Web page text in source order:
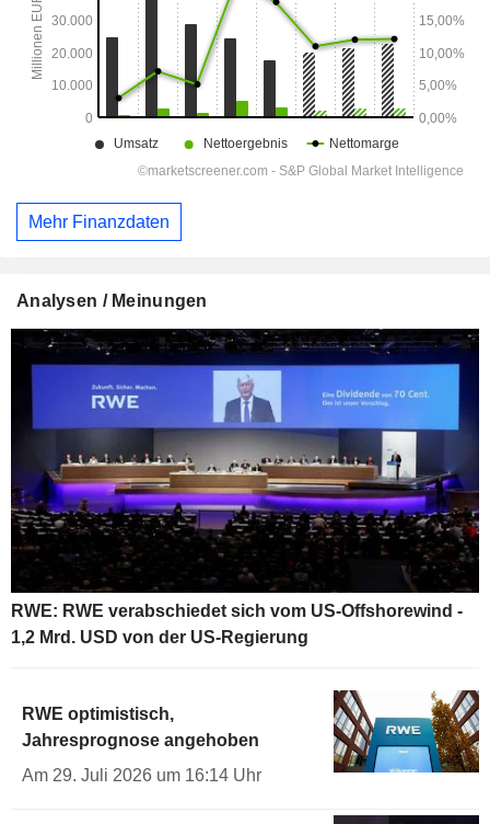
Mehr Finanzdaten
Analysen / Meinungen
RWE: RWE verabschiedet sich vom US-Offshorewind -
1,2 Mrd. USD von der US-Regierung
RWE optimistisch,
Jahresprognose angehoben
Am 29. Juli 2026 um 16:14 Uhr